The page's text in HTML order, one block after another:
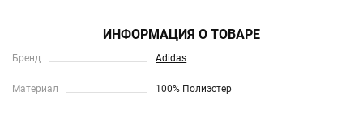
ИНФОРМАЦИЯ О ТОВАРЕ
Бренд Adidas
Материал 100% Полиэстер